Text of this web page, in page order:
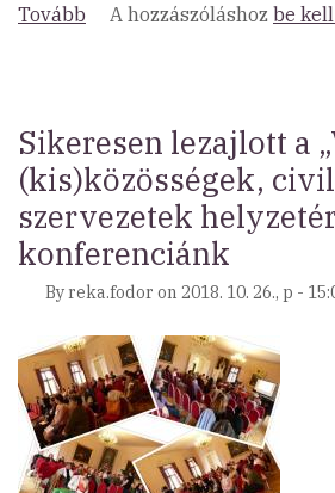
Tovább (Támogatókat
Programunkra)
A hozzászóláshoz be
Sikeresen lezajlott a
(kis)közösségek, civil
szervezetek
konferenciánk
By reka.fodor on 2018. 10. 26., p -